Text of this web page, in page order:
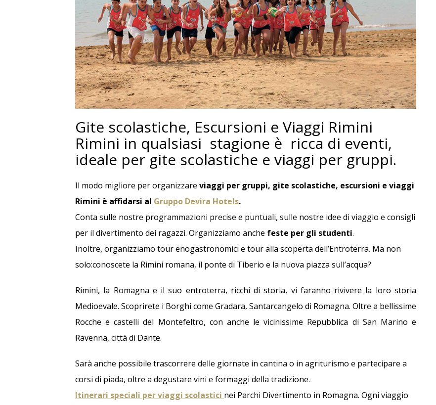
Gite scolastiche, Escursioni e Viaggi Rimini
Rimini in qualsiasi stagione è ricca di eventi,
ideale per gite scolastiche e viaggi per gruppi.
Il modo migliore per organizzare viaggi per gruppi, gite scolastiche, escursioni e viaggi
Rimini è affidarsi al Gruppo Devira Hotels.
Conta sulle nostre programmazioni precise e puntuali, sulle nostre idee di viaggio e consigli
per il divertimento dei ragazzi. Organizziamo anche feste per gli studenti.
Inoltre, organizziamo tour enogastronomici e tour alla scoperta dell’Entroterra. Ma non
solo:conoscete la Rimini romana, il ponte di Tiberio e la nuova piazza sull’acqua?
Rimini, la Romagna e il suo entroterra, ricchi di storia, vi faranno rivivere la loro storia
Medioevale. Scoprirete i Borghi come Gradara, Santarcangelo di Romagna. Oltre a bellissime
Rocche e castelli del Montefeltro, con anche le vicinissime Repubblica di San Marino e
Ravenna, città di Dante.
Sarà anche possibile trascorrere delle giornate in cantina o in agriturismo e partecipare a
corsi di piada, oltre a degustare vini e formaggi della tradizione.
Itinerari speciali per viaggi scolastici nei Parchi Divertimento in Romagna. Ogni viaggio
BEACH VILLAGE RICCIONE
Prenota nei nostri Hotel e ricevi
ingresso Gratuito
Dettagli
RIMINI WELLNESS FIERA
Prenota per Rimini Wellness nei nostri
Hotel
Dettagli
Offerta Ponte del 2 Giugno